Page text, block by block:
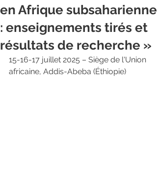
en Afrique subsaharienne
: enseignements tirés et
résultats de recherche »
15-16-17 juillet 2025 – Siège de l'Union
africaine, Addis-Abeba (Éthiopie)